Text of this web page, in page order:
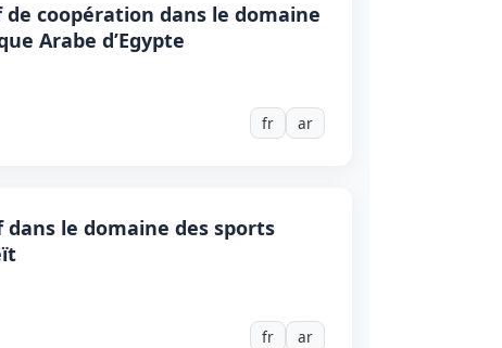
coopération dans le domaine
Arabe d’Egypte
fr ar
le domaine des sports
fr ar